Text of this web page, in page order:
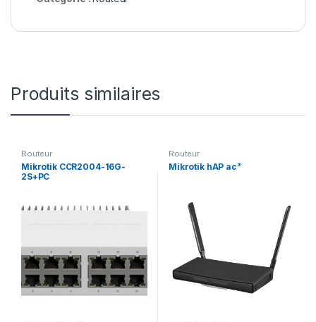
Produits similaires
Routeur
Mikrotik CCR2004-16G-
2S+PC
Routeur
Mikrotik hAP ac³